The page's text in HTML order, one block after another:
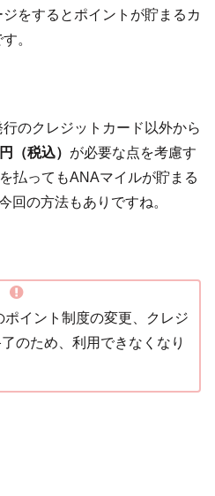
をするとポイントが貯まるカ
。
のクレジットカード以外から
（税込） が必要な点を考慮す
払ってもANAマイルが貯まる
回の方法もありですね。
ポイント制度の変更、クレジ
のため、利用できなくなり